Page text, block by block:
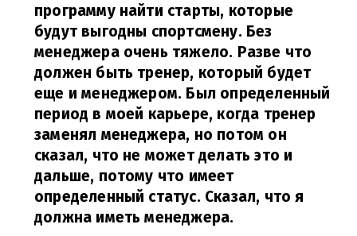
программу найти старты, которые
будут выгодны спортсмену. Без
менеджера очень тяжело. Разве что
должен быть тренер, который будет
еще и менеджером. Был определенный
период в моей карьере, когда тренер
заменял менеджера, но потом он
сказал, что не может делать это и
дальше, потому что имеет
определенный статус. Сказал, что я
должна иметь менеджера.